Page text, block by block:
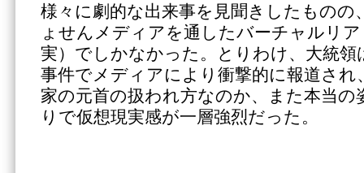
様々に劇的な出来事を見聞きしたものの
ょせんメディアを通したバーチャルリ
実）でしかなかった。とりわけ、大統
事件でメディアにより衝撃的に報道され
家の元首の扱われ方なのか、また本当
りで仮想現実感が一層強烈だった。